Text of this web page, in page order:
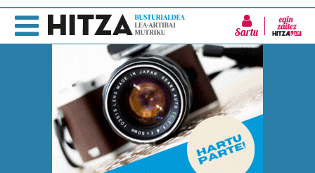
Sartu